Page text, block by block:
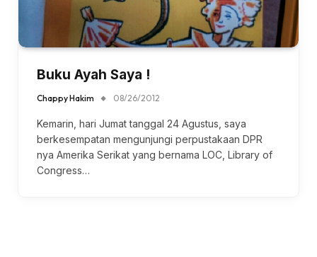
Buku Ayah Saya !
Chappy Hakim 08/26/2012
Kemarin, hari Jumat tanggal 24 Agustus, saya
berkesempatan mengunjungi perpustakaan DPR
nya Amerika Serikat yang bernama LOC, Library of
Congress…